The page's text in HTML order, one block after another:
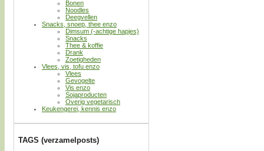
Bonen
Noodles
Deegvellen
Snacks, snoep, thee enzo
Dimsum (-achtige hapjes)
Snacks
Thee & koffie
Drank
Zoetigheden
Vlees, vis, tofu enzo
Vlees
Gevogelte
Vis enzo
Sojaproducten
Overig vegetarisch
Keukengerei, kennis enzo
TAGS (verzamelposts)